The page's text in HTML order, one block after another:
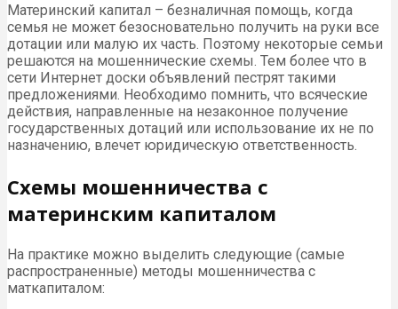
Материнский капитал – безналичная помощь, когда
семья не может безосновательно получить на руки все
дотации или малую их часть. Поэтому некоторые семьи
решаются на мошеннические схемы. Тем более что в
сети Интернет доски объявлений пестрят такими
предложениями. Необходимо помнить, что всяческие
действия, направленные на незаконное получение
государственных дотаций или использование их не по
назначению, влечет юридическую ответственность.
Схемы мошенничества с
материнским капиталом
На практике можно выделить следующие (самые
распространенные) методы мошенничества с
маткапиталом: